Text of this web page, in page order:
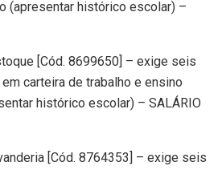
(apresentar histórico escolar) –
[Cód. 8699650] – exige seis
carteira de trabalho e ensino
histórico escolar) – SALÁRIO
[Cód. 8764353] – exige seis